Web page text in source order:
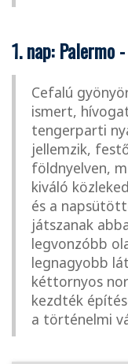
1. nap: Palermo
Cefalú
ismert,
tengerparti
jellemzik,
földnyelven,
kiváló
és a
játszanak
legvonzóbb
legnagyobb
kéttornyos
kezdték
a történelmi